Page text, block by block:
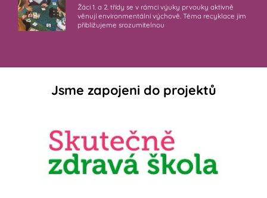
Žáci 1. a 2. třídy se v rámci výuky prvouky aktivně
věnují environmentální výchově. Téma recyklace jim
přibližujeme srozumitelnou
Jsme zapojeni do projektů